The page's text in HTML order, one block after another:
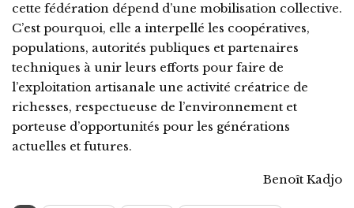
cette fédération dépend d’une mobilisation collective.
C’est pourquoi, elle a interpellé les coopératives,
populations, autorités publiques et partenaires
techniques à unir leurs efforts pour faire de
l’exploitation artisanale une activité créatrice de
richesses, respectueuse de l’environnement et
porteuse d’opportunités pour les générations
actuelles et futures.
Benoît Kadjo